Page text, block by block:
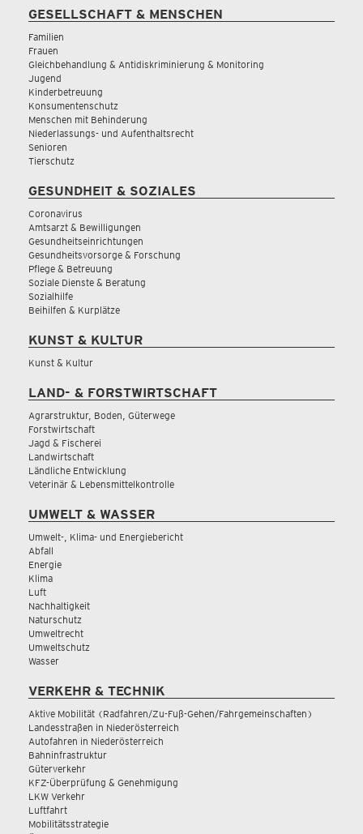
GESELLSCHAFT & MENSCHEN
Familien
Frauen
Gleichbehandlung & Antidiskriminierung & Monitoring
Jugend
Kinderbetreuung
Konsumentenschutz
Menschen mit Behinderung
Niederlassungs- und Aufenthaltsrecht
Senioren
Tierschutz
GESUNDHEIT & SOZIALES
Coronavirus
Amtsarzt & Bewilligungen
Gesundheitseinrichtungen
Gesundheitsvorsorge & Forschung
Pflege & Betreuung
Soziale Dienste & Beratung
Sozialhilfe
Beihilfen & Kurplätze
KUNST & KULTUR
Kunst & Kultur
LAND- & FORSTWIRTSCHAFT
Agrarstruktur, Boden, Güterwege
Forstwirtschaft
Jagd & Fischerei
Landwirtschaft
Ländliche Entwicklung
Veterinär & Lebensmittelkontrolle
UMWELT & WASSER
Umwelt-, Klima- und Energiebericht
Abfall
Energie
Klima
Luft
Nachhaltigkeit
Naturschutz
Umweltrecht
Umweltschutz
Wasser
VERKEHR & TECHNIK
Aktive Mobilität (Radfahren/Zu-Fuß-Gehen/Fahrgemeinschaften)
Landesstraßen in Niederösterreich
Autofahren in Niederösterreich
Bahninfrastruktur
Güterverkehr
KFZ-Überprüfung & Genehmigung
LKW Verkehr
Luftfahrt
Mobilitätsstrategie